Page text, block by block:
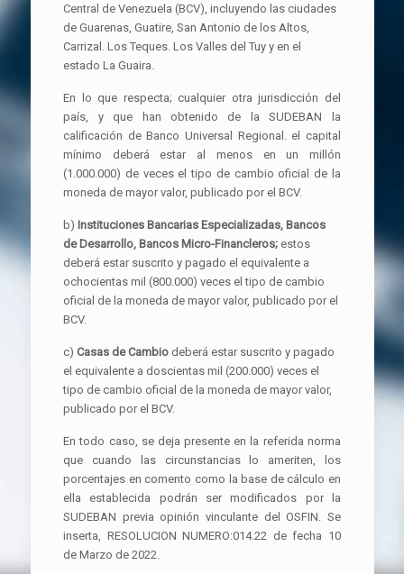
Central de Venezuela (BCV), incluyendo las ciudades
de Guarenas, Guatire, San Antonio de los Altos,
Carrizal. Los Teques. Los Valles del Tuy y en el
estado La Guaira.
En lo que respecta; cualquier otra jurisdicción del
país, y que han obtenido de la SUDEBAN la
calificación de Banco Universal Regional. el capital
mínimo deberá estar al menos en un millón
(1.000.000) de veces el tipo de cambio oficial de la
moneda de mayor valor, publicado por el BCV.
b) Instituciones Bancarias Especializadas, Bancos
de Desarrollo, Bancos Micro-Financleros; estos
deberá estar suscrito y pagado el equivalente a
ochocientas mil (800.000) veces el tipo de cambio
oficial de la moneda de mayor valor, publicado por el
BCV.
c)Casas de Cambio deberá estar suscrito y pagado
el equivalente a doscientas mil (200.000) veces el
tipo de cambio oficial de la moneda de mayor valor,
publicado por el BCV.
En todo caso, se deja presente en la referida norma
que cuando las circunstancias lo ameriten, los
porcentajes en comento como la base de cálculo en
ella establecida podrán ser modificados por la
SUDEBAN previa opinión vinculante del OSFIN. Se
inserta, RESOLUCION NUMERO:014.22 de fecha 10
de Marzo de 2022.